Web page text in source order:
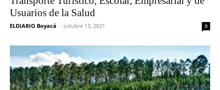
Usuarios de la Salud
ELDIARIO Boyacá - octubre 13, 2021 0